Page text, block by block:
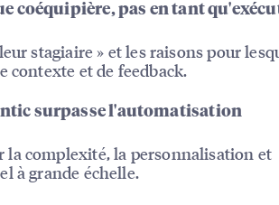
coéquipière, pas en tant
stagiaire » et les raisons pour
contexte et de feedback.
surpasse l'automatisation
la complexité, la personnalisation et
à grande échelle.